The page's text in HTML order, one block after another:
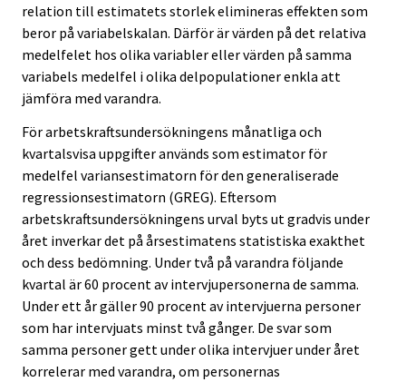
relation till estimatets storlek elimineras effekten som
beror på variabelskalan. Därför är värden på det relativa
medelfelet hos olika variabler eller värden på samma
variabels medelfel i olika delpopulationer enkla att
jämföra med varandra.
För arbetskraftsundersökningens månatliga och
kvartalsvisa uppgifter används som estimator för
medelfel variansestimatorn för den generaliserade
regressionsestimatorn (GREG). Eftersom
arbetskraftsundersökningens urval byts ut gradvis under
året inverkar det på årsestimatens statistiska exakthet
och dess bedömning. Under två på varandra följande
kvartal är 60 procent av intervjupersonerna de samma.
Under ett år gäller 90 procent av intervjuerna personer
som har intervjuats minst två gånger. De svar som
samma personer gett under olika intervjuer under året
korrelerar med varandra, om personernas